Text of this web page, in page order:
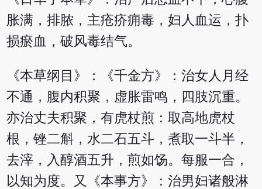
胀满，排脓，主疮疥痈毒，妇人血运，扑
损瘀血，破风毒结气。
《本草纲目》：《千金方》：治女人月经
不通，腹内积聚，虚胀雷鸣，四肢沉重。
亦治丈夫积聚，有虎杖煎：取高地虎杖
根，锉二斛，水二石五斗，煮取一斗半，
去滓，入醇酒五升，煎如饧。每服一合，
以知为度。又《本事方》：治男妇诸般淋